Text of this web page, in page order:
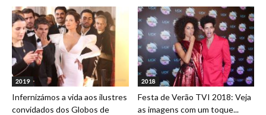
2019
Infernizámos a vida aos ilustres
convidados dos Globos de
2018
Festa de Verão TVI 2018: Veja
as imagens com um toque...